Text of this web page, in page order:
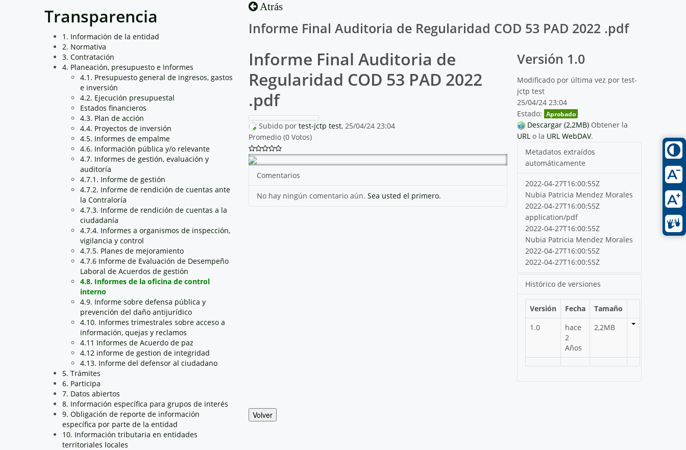
Transparencia
1. Información de la entidad
2. Normativa
3. Contratación
4. Planeación, presupuesto e Informes
4.1. Presupuesto general de ingresos, gastos
e inversión
4.2. Ejecución presupuestal
Estados financieros
4.3. Plan de acción
4.4. Proyectos de inversión
4.5. Informes de empalme
4.6. Información pública y/o relevante
4.7. Informes de gestión, evaluación y
auditoría
4.7.1. Informe de gestión
4.7.2. Informe de rendición de cuentas ante
la Contraloría
4.7.3. Informe de rendición de cuentas a la
ciudadanía
4.7.4. Informes a organismos de inspección,
vigilancia y control
4.7.5. Planes de mejoramiento
4.7.6 Informe de Evaluación de Desempeño
Laboral de Acuerdos de gestión
4.8. Informes de la oficina de control
interno
4.9. Informe sobre defensa pública y
prevención del daño antijurídico
4.10. Informes trimestrales sobre acceso a
información, quejas y reclamos
4.11 Informes de Acuerdo de paz
4.12 informe de gestion de integridad
4.13. Informe del defensor al ciudadano
5. Trámites
6. Participa
7. Datos abiertos
8. Información específica para grupos de interés
9. Obligación de reporte de información
específica por parte de la entidad
10. Información tributaria en entidades
territoriales locales
Atrás
Informe Final Auditoria de Regularidad COD 53 PAD 2022 .pdf
Informe Final Auditoria de
Regularidad COD 53 PAD 2022
.pdf
Subido por test-jctp test, 25/04/24 23:04
Promedio (0 Votos)
Comentarios
No hay ningún comentario aún. Sea usted el primero.
Versión 1.0
Modificado por última vez por test-
jctp test
25/04/24 23:04
Estado: Aprobado
Descargar (2,2MB) Obtener la
URL o la URL WebDAV.
Metadatos extraídos
automáticamente
2022-04-27T16:00:55Z
Nubia Patricia Mendez Morales
2022-04-27T16:00:55Z
application/pdf
2022-04-27T16:00:55Z
Nubia Patricia Mendez Morales
2022-04-27T16:00:55Z
2022-04-27T16:00:55Z
Histórico de versiones
Versión Fecha
Tamaño
1.0
hace
2
Años
2,2MB
Volver